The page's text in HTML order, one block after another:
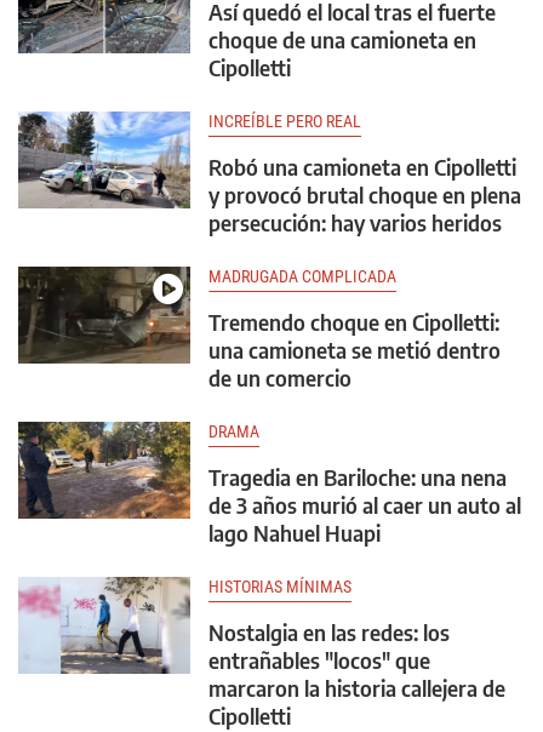
Así quedó el local tras el fuerte
choque de una camioneta en
Cipolletti
INCREÍBLE PERO REAL
Robó una camioneta en Cipolletti
y provocó brutal choque en plena
persecución: hay varios heridos
MADRUGADA COMPLICADA
Tremendo choque en Cipolletti:
una camioneta se metió dentro
de un comercio
DRAMA
Tragedia en Bariloche: una nena
de 3 años murió al caer un auto al
lago Nahuel Huapi
HISTORIAS MÍNIMAS
Nostalgia en las redes: los
entrañables "locos" que
marcaron la historia callejera de
Cipolletti